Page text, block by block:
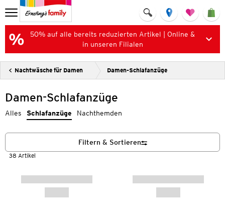
50% auf alle bereits reduzierten Artikel | Online &
in unseren Filialen
Nachtwäsche für Damen Damen-Schlafanzüge
Damen-Schlafanzüge
Alles Schlafanzüge Nachthemden
38 Artikel
Filtern & Sortieren